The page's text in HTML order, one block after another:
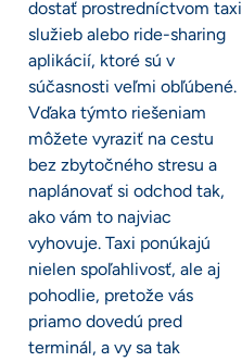
dostať prostredníctvom taxi
služieb alebo ride-sharing
aplikácií, ktoré sú v
súčasnosti veľmi obľúbené.
Vďaka týmto riešeniam
môžete vyraziť na cestu
bez zbytočného stresu a
naplánovať si odchod tak,
ako vám to najviac
vyhovuje. Taxi ponúkajú
nielen spoľahlivosť, ale aj
pohodlie, pretože vás
priamo dovedú pred
terminál, a vy sa tak